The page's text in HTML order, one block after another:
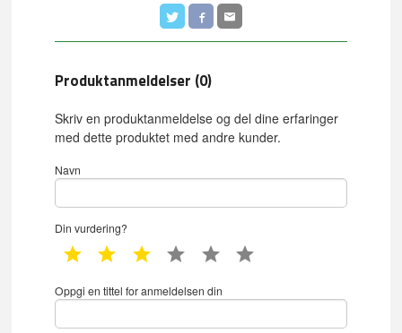
Produktanmeldelser (0)
Skriv en produktanmeldelse og del dine erfaringer
med dette produktet med andre kunder.
Navn
Din vurdering?
1 star 2 star 3 star 4 star 5 star
Oppgi en tittel for anmeldelsen din